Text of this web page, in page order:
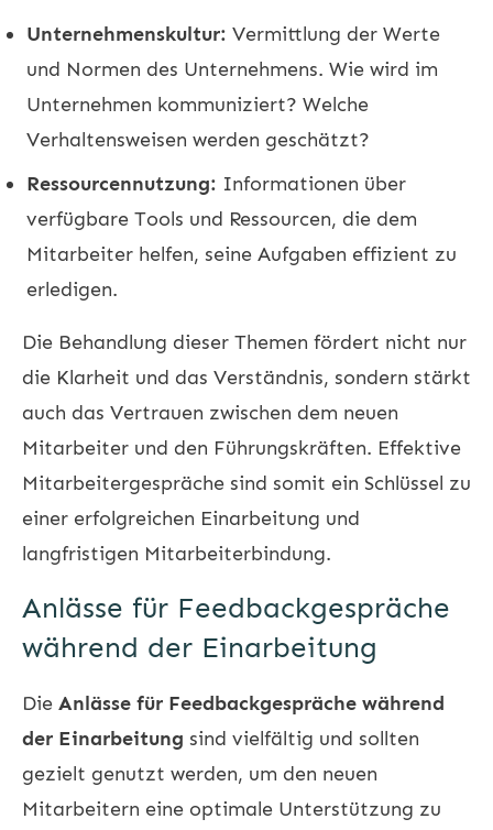
Unternehmenskultur: Vermittlung der Werte
und Normen des Unternehmens. Wie wird im
Unternehmen kommuniziert? Welche
Verhaltensweisen werden geschätzt?
Ressourcennutzung: Informationen über
verfügbare Tools und Ressourcen, die dem
Mitarbeiter helfen, seine Aufgaben effizient zu
erledigen.
Die Behandlung dieser Themen fördert nicht nur
die Klarheit und das Verständnis, sondern stärkt
auch das Vertrauen zwischen dem neuen
Mitarbeiter und den Führungskräften. Effektive
Mitarbeitergespräche sind somit ein Schlüssel zu
einer erfolgreichen Einarbeitung und
langfristigen Mitarbeiterbindung.
Anlässe für Feedbackgespräche
während der Einarbeitung
Die Anlässe für Feedbackgespräche während
der Einarbeitung sind vielfältig und sollten
gezielt genutzt werden, um den neuen
Mitarbeitern eine optimale Unterstützung zu